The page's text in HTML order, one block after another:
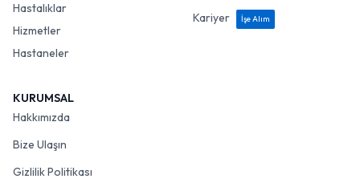
Hastalıklar
Hizmetler
Hastaneler
Kariyer
İşe Alım
KURUMSAL
Hakkımızda
Bize Ulaşın
Gizlilik Politikası